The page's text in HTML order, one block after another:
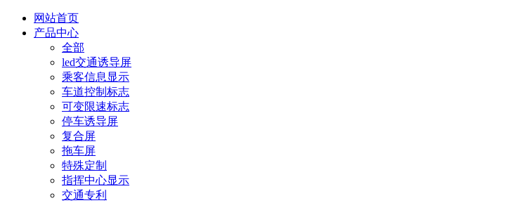
网站首页
产品中心
全部
led交通诱导屏
乘客信息显示
车道控制标志
可变限速标志
停车诱导屏
复合屏
拖车屏
特殊定制
指挥中心显示
交通专利